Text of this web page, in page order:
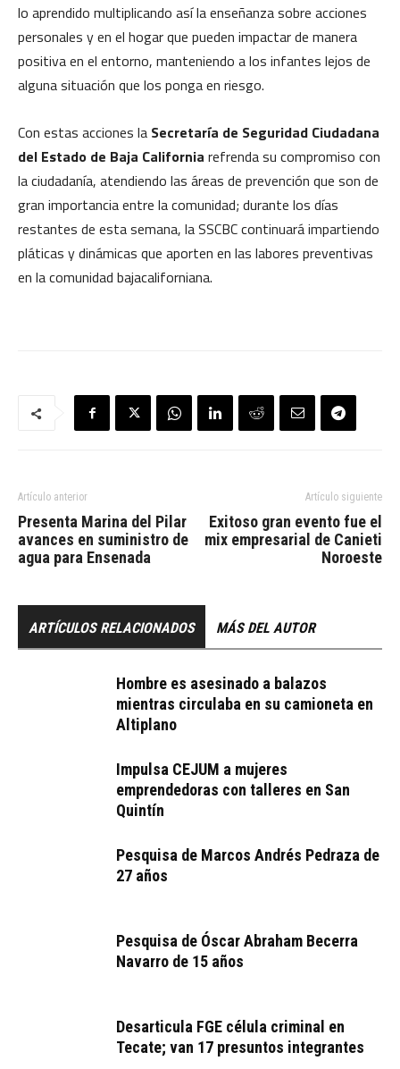
lo aprendido multiplicando así la enseñanza sobre acciones
personales y en el hogar que pueden impactar de manera
positiva en el entorno, manteniendo a los infantes lejos de
alguna situación que los ponga en riesgo.
Con estas acciones la Secretaría de Seguridad Ciudadana
del Estado de Baja California refrenda su compromiso con
la ciudadanía, atendiendo las áreas de prevención que son de
gran importancia entre la comunidad; durante los días
restantes de esta semana, la SSCBC continuará impartiendo
pláticas y dinámicas que aporten en las labores preventivas
en la comunidad bajacaliforniana.
Artículo anterior
Presenta Marina del Pilar
avances en suministro de
agua para Ensenada
Artículo siguiente
Exitoso gran evento fue el
mix empresarial de Canieti
Noroeste
ARTÍCULOS RELACIONADOS MÁS DEL AUTOR
Hombre es asesinado a balazos
mientras circulaba en su camioneta en
Altiplano
Impulsa CEJUM a mujeres
emprendedoras con talleres en San
Quintín
Pesquisa de Marcos Andrés Pedraza de
27 años
Pesquisa de Óscar Abraham Becerra
Navarro de 15 años
Desarticula FGE célula criminal en
Tecate; van 17 presuntos integrantes